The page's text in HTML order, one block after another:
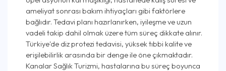
ameliyat sonrası bakım ihtiyaçları gibi faktörlere
bağlıdır. Tedavi planı hazırlanırken, iyileşme ve uzun
vadeli takip dahil olmak üzere tüm süreç dikkate alınır.
Türkiye'de diz protezi tedavisi, yüksek tıbbi kalite ve
erişilebilirlik arasında bir denge ile öne çıkmaktadır.
Kanalar Sağlık Turizmi, hastalarına bu süreç boyunca